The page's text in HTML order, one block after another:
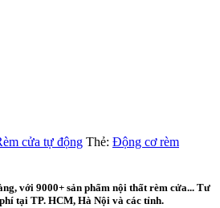
cửa tự động Thẻ: Động cơ rèm
với 9000+ sản phẩm nội thất rèm cửa... Tư
tại TP. HCM, Hà Nội và các tỉnh.